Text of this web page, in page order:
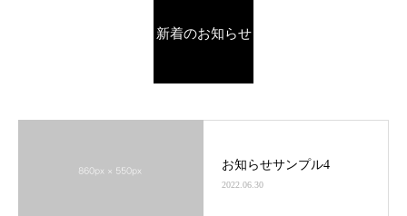
新着のお知らせ
お知らせサンプル4
2022.06.30